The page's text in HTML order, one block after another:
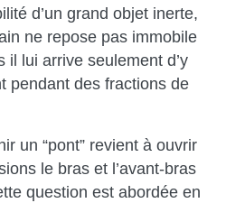
d’un grand objet inerte,
ne repose pas immobile
il lui arrive seulement d’y
pendant des fractions de
un “pont” revient à ouvrir
le bras et l’avant-bras
question est abordée en